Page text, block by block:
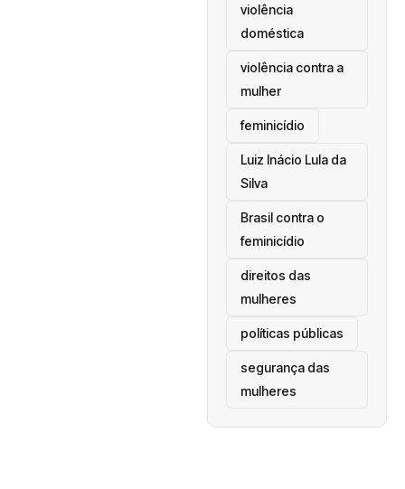
violência
doméstica
violência contra a
mulher
feminicídio
Luiz Inácio Lula da
Silva
Brasil contra o
feminicídio
direitos das
mulheres
políticas públicas
segurança das
mulheres